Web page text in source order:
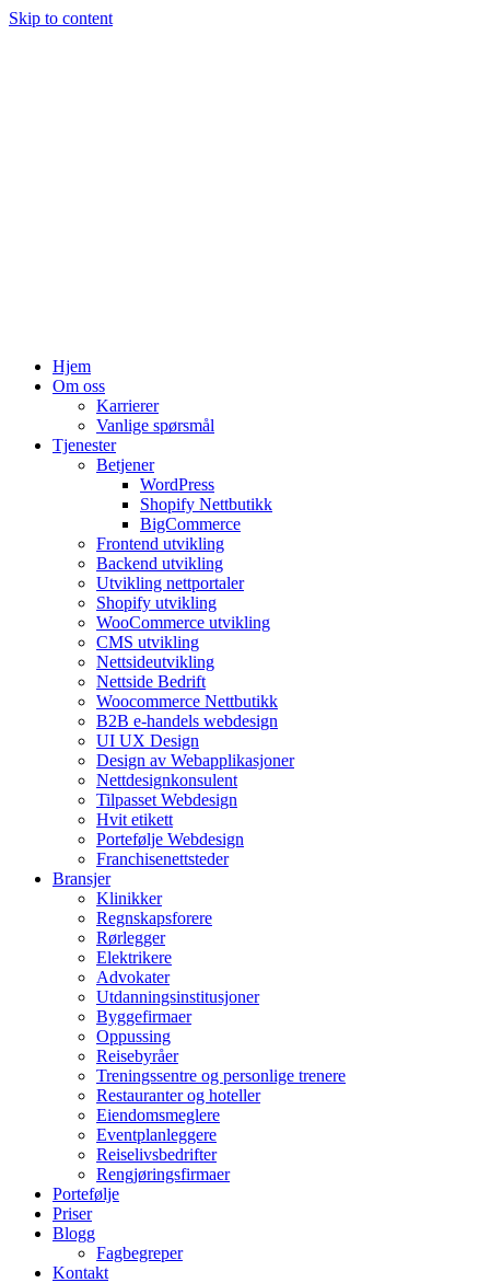
Skip to content
Hjem
Om oss
Karrierer
Vanlige spørsmål
Tjenester
Betjener
WordPress
Shopify Nettbutikk
BigCommerce
Frontend utvikling
Backend utvikling
Utvikling nettportaler
Shopify utvikling
WooCommerce utvikling
CMS utvikling
Nettsideutvikling
Nettside Bedrift
Woocommerce Nettbutikk
B2B e-handels webdesign
UI UX Design
Design av Webapplikasjoner
Nettdesignkonsulent
Tilpasset Webdesign
Hvit etikett
Portefølje Webdesign
Franchisenettsteder
Bransjer
Klinikker
Regnskapsforere
Rørlegger
Elektrikere
Advokater
Utdanningsinstitusjoner
Byggefirmaer
Oppussing
Reisebyråer
Treningssentre og personlige trenere
Restauranter og hoteller
Eiendomsmeglere
Eventplanleggere
Reiselivsbedrifter
Rengjøringsfirmaer
Portefølje
Priser
Blogg
Fagbegreper
Kontakt